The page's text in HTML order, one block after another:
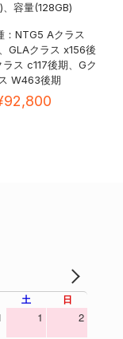
、容量(128GB)
：NTG5 Aクラス
GLAクラス x156後
ス c117後期、Gク
W463後期
92,800
NEXT
土 日
1 2